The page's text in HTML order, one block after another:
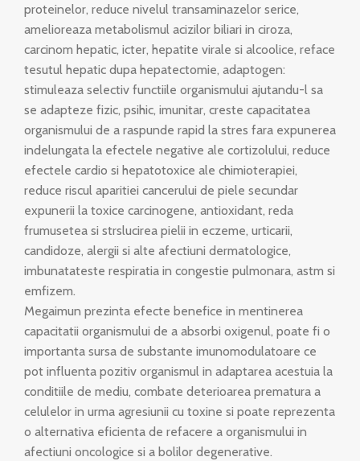
proteinelor, reduce nivelul transaminazelor serice,
amelioreaza metabolismul acizilor biliari in ciroza,
carcinom hepatic, icter, hepatite virale si alcoolice, reface
tesutul hepatic dupa hepatectomie, adaptogen:
stimuleaza selectiv functiile organismului ajutandu-l sa
se adapteze fizic, psihic, imunitar, creste capacitatea
organismului de a raspunde rapid la stres fara expunerea
indelungata la efectele negative ale cortizolului, reduce
efectele cardio si hepatotoxice ale chimioterapiei,
reduce riscul aparitiei cancerului de piele secundar
expunerii la toxice carcinogene, antioxidant, reda
frumusetea si strslucirea pielii in eczeme, urticarii,
candidoze, alergii si alte afectiuni dermatologice,
imbunatateste respiratia in congestie pulmonara, astm si
emfizem.
Megaimun prezinta efecte benefice in mentinerea
capacitatii organismului de a absorbi oxigenul, poate fi o
importanta sursa de substante imunomodulatoare ce
pot influenta pozitiv organismul in adaptarea acestuia la
conditiile de mediu, combate deterioarea prematura a
celulelor in urma agresiunii cu toxine si poate reprezenta
o alternativa eficienta de refacere a organismului in
afectiuni oncologice si a bolilor degenerative.